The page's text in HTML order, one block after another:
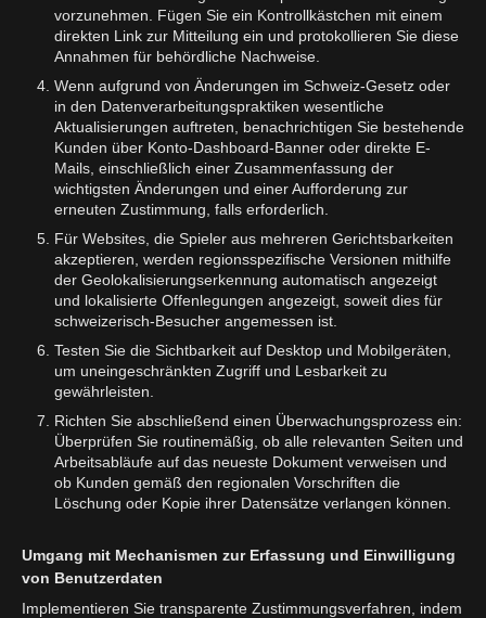
vorzunehmen. Fügen Sie ein Kontrollkästchen mit einem
direkten Link zur Mitteilung ein und protokollieren Sie diese
Annahmen für behördliche Nachweise.
Wenn aufgrund von Änderungen im Schweiz-Gesetz oder
in den Datenverarbeitungspraktiken wesentliche
Aktualisierungen auftreten, benachrichtigen Sie bestehende
Kunden über Konto-Dashboard-Banner oder direkte E-
Mails, einschließlich einer Zusammenfassung der
wichtigsten Änderungen und einer Aufforderung zur
erneuten Zustimmung, falls erforderlich.
Für Websites, die Spieler aus mehreren Gerichtsbarkeiten
akzeptieren, werden regionsspezifische Versionen mithilfe
der Geolokalisierungserkennung automatisch angezeigt
und lokalisierte Offenlegungen angezeigt, soweit dies für
schweizerisch-Besucher angemessen ist.
Testen Sie die Sichtbarkeit auf Desktop und Mobilgeräten,
um uneingeschränkten Zugriff und Lesbarkeit zu
gewährleisten.
Richten Sie abschließend einen Überwachungsprozess ein:
Überprüfen Sie routinemäßig, ob alle relevanten Seiten und
Arbeitsabläufe auf das neueste Dokument verweisen und
ob Kunden gemäß den regionalen Vorschriften die
Löschung oder Kopie ihrer Datensätze verlangen können.
Umgang mit Mechanismen zur Erfassung und Einwilligung
von Benutzerdaten
Implementieren Sie transparente Zustimmungsverfahren, indem